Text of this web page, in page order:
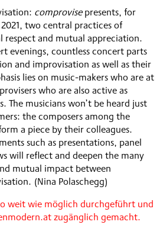
comprovisepresents, for
two central practices of
respect and mutual appreciation.
evenings, countless concert parts
and improvisation as well as their
lies on music-makers who are at
who are also active as
The musicians won’t be heard just
the composers among the
a piece by their colleagues.
such as presentations, panel
will reflect and deepen the many
mutual impact between
(Nina Polaschegg)
weit wie möglich durchgeführt und
zugänglich gemacht.